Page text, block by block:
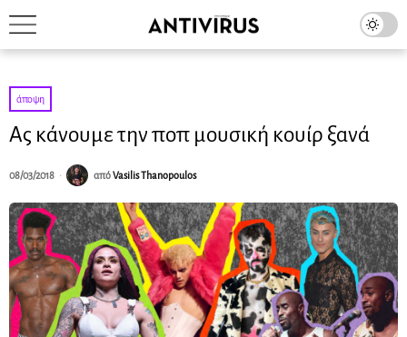
άποψη
Ας κάνουμε την ποπ μουσική κουίρ ξανά
08/03/2018 απόVasilis Thanopoulos